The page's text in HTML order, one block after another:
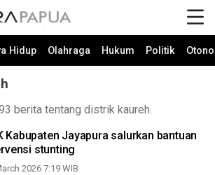
Hidup Olahraga Hukum Politik
berita tentang distrik kaureh.
Kabupaten Jayapura salurkan bantuan
stunting
2026 7:19 WIB